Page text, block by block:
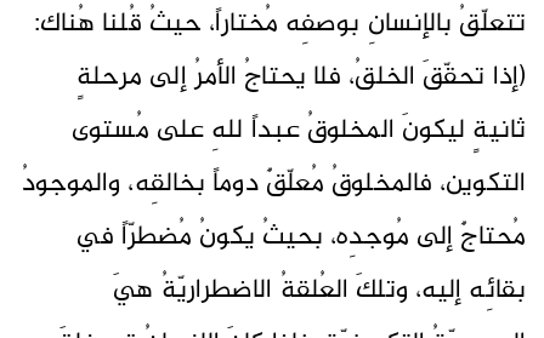
تتعلّقُ بالإنسانِ بوصفِه مُختاراً، حيثُ قُلنا هُناك:
(إذا تحقّقَ الخلقُ، فلا يحتاجُ الأمرُ إلى مرحلةٍ
ثانيةٍ ليكونَ المخلوقُ عبداً للهِ على مُستوى
التكوين، فالمخلوقُ مُعلّقٌ دوماً بخالقِه، والموجودُ
مُحتاجٌ إلى مُوجدِه، بحيثُ يكونُ مُضطرّاً في
بقائِه إليه، وتلكَ العُلقةُ الاضطراريّةُ هيَ